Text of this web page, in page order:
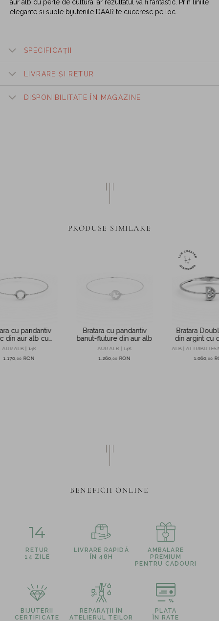
aur alb cu perle de cultura iar rezultatul va fi fantastic. Prin liniile
elegante si suple bijuteriile DAAR te cuceresc pe loc.
SPECIFICAȚII
LIVRARE ȘI RETUR
DISPONIBILITATE ÎN MAGAZINE
PRODUSE SIMILARE
cu pandantiv
din aur alb cu
zirconii
AUR ALB | 14K
1.170 ,00 RON
Bratara cu pandantiv
banut-fluture din aur alb
AUR ALB | 14K
1.260 00 RON
Bratara
din argint cu
de 0.08ct
ALB |
1.060 00
BENEFICII ONLINE
14
RETUR
14 ZILE
LIVRARE RAPIDĂ
ÎN 48H
AMBALARE
PREMIUM
PENTRU CADOURI
BIJUTERII
CERTIFICATE
REPARAȚII ÎN
ATELIERUL TEILOR
PLATA
ÎN RATE